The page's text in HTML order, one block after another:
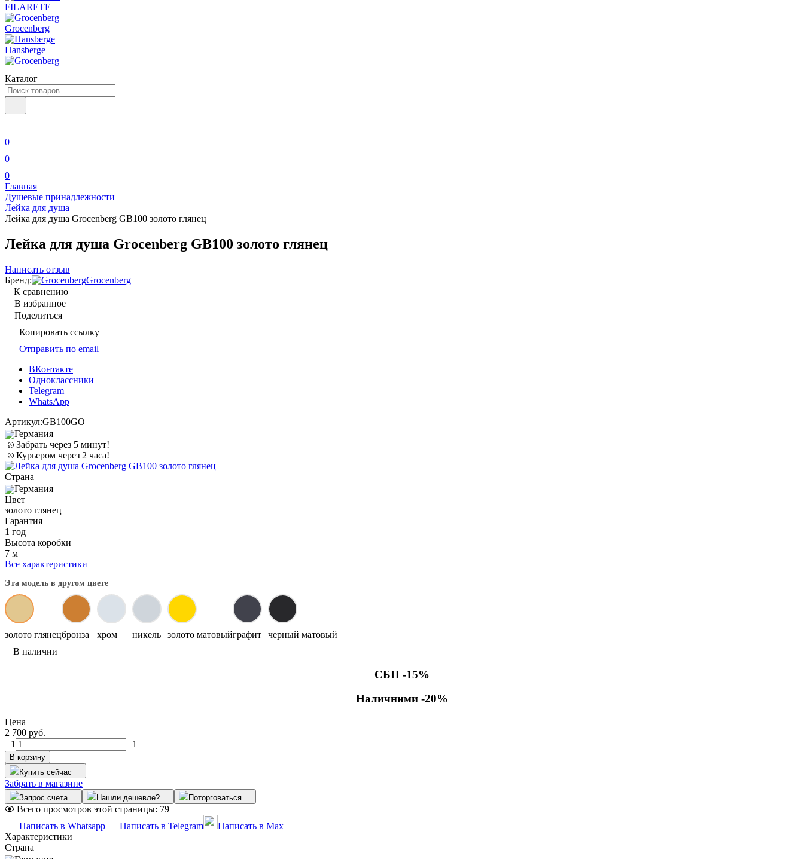
FILARETE
Grocenberg
Hansberge
Каталог
0
0
0
Главная
Душевые принадлежности
Лейка для душа
Лейка для душа Grocenberg GB100 золото глянец
Лейка для душа Grocenberg GB100 золото глянец
Написать отзыв
Бренд:
Grocenberg
К сравнению
В избранное
Поделиться
Копировать ссылку
Отправить по email
ВКонтакте
Одноклассники
Telegram
WhatsApp
Артикул:GB100GO
Германия
Забрать через 5 минут!
Курьером через 2 часа!
Страна
Германия
Цвет
золото глянец
Гарантия
1 год
Высота коробки
7 м
Все характеристики
Эта модель в другом цвете
золото глянецбронза хром никель золото матовыйграфит
черный матовый
В наличии
СБП -15%
Наличними -20%
Цена
2 700 руб.
1
1
В корзину
Купить сейчас
Забрать в магазине
Запрос счета Нашли дешевле? Поторговаться
Всего просмотров этой страницы: 79
Написать в Whatsapp
Написать в Telegram
Написать в Max
Характеристики
Страна